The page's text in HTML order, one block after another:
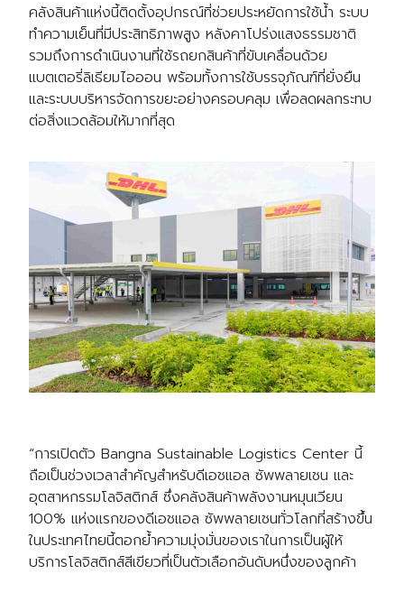
คลังสินค้าแห่งนี้ติดตั้งอุปกรณ์ที่ช่วยประหยัดการใช้น้ำ ระบบ
ทำความเย็นที่มีประสิทธิภาพสูง หลังคาโปร่งแสงธรรมชาติ
รวมถึงการดำเนินงานที่ใช้รถยกสินค้าที่ขับเคลื่อนด้วย
แบตเตอรี่ลิเธียมไอออน พร้อมทั้งการใช้บรรจุภัณฑ์ที่ยั่งยืน
และระบบบริหารจัดการขยะอย่างครอบคลุม เพื่อลดผลกระทบ
ต่อสิ่งแวดล้อมให้มากที่สุด
“การเปิดตัว Bangna Sustainable Logistics Center นี้
ถือเป็นช่วงเวลาสำคัญสำหรับดีเอชแอล ซัพพลายเชน และ
อุตสาหกรรมโลจิสติกส์ ซึ่งคลังสินค้าพลังงานหมุนเวียน
100% แห่งแรกของดีเอชแอล ซัพพลายเชนทั่วโลกที่สร้างขึ้น
ในประเทศไทยนี้ตอกย้ำความมุ่งมั่นของเราในการเป็นผู้ให้
บริการโลจิสติกส์สีเขียวที่เป็นตัวเลือกอันดับหนึ่งของลูกค้า